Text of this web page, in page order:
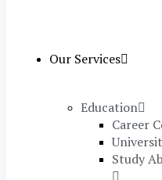
Our Services
Education
Career
Study